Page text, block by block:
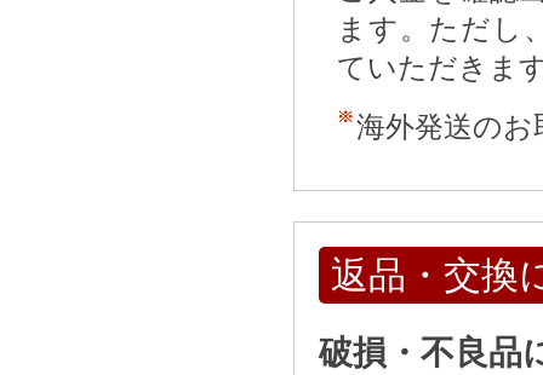
ます。ただし
ていただきま
海外発送の
返品・交換
破損・不良品